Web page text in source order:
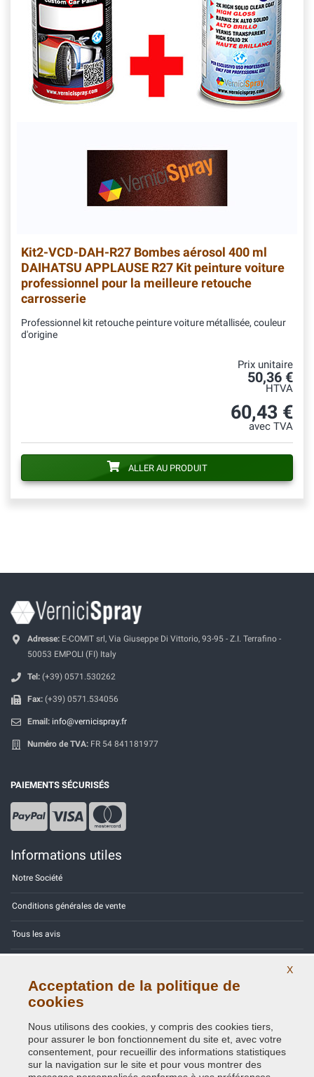
Kit2-VCD-DAH-R27 Bombes aérosol 400 ml
DAIHATSU APPLAUSE R27 Kit peinture voiture
professionnel pour la meilleure retouche
carrosserie
Professionnel kit retouche peinture voiture métallisée, couleur
d'origine
Prix unitaire
50,36 €
HTVA
60,43 €
avec TVA
ALLER AU PRODUIT
Adresse: E-COMIT srl, Via Giuseppe Di Vittorio, 93-95 - Z.I. Terrafino -
50053 EMPOLI (FI) Italy
Tel: (+39) 0571.530262
Fax: (+39) 0571.534056
Email: info@vernicispray.fr
Numéro de TVA: FR 54 841181977
PAIEMENTS SÉCURISÉS
Informations utiles
Notre Société
Conditions générales de vente
Tous les avis
Contactez-nous
Politique de confidentialité - RGPD
X
Acceptation de la politique de
cookies
Nous utilisons des cookies, y compris des cookies tiers,
pour assurer le bon fonctionnement du site et, avec votre
consentement, pour recueillir des informations statistiques
sur la navigation sur le site et pour vous montrer des